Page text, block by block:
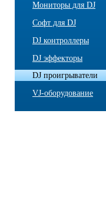
Мониторы для DJ
Софт для DJ
DJ контроллеры
DJ эффекторы
DJ проигрыватели
VJ-оборудование